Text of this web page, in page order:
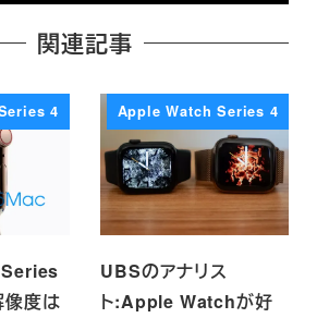
関連記事
4
度は
Apple Watch Series 4
UBSのアナリス
ト:Apple Watchが好